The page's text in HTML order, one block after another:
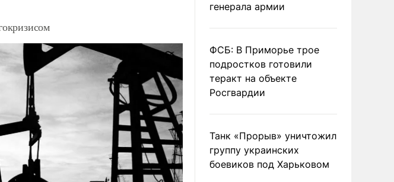
генерала армии
ФСБ: В Приморье трое
подростков готовили
теракт на объекте
Росгвардии
Танк «Прорыв» уничтожил
группу украинских
боевиков под Харьковом